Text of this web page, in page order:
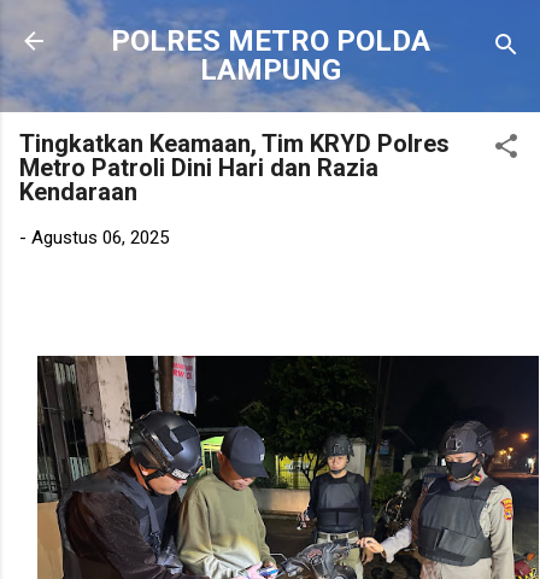
Langsung ke konten utama
POLRES METRO POLDA
LAMPUNG
Tingkatkan Keamaan, Tim KRYD Polres
Metro Patroli Dini Hari dan Razia
Kendaraan
- Agustus 06, 2025